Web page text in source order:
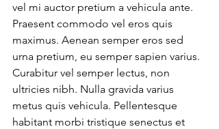
vel mi auctor pretium a vehicula ante.
Praesent commodo vel eros quis
maximus. Aenean semper eros sed
urna pretium, eu semper sapien varius.
Curabitur vel semper lectus, non
ultricies nibh. Nulla gravida varius
metus quis vehicula. Pellentesque
habitant morbi tristique senectus et